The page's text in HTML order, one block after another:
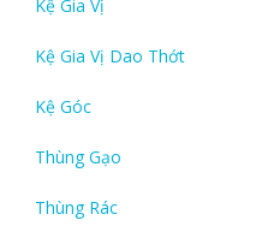
Kệ Gia Vị
Kệ Gia Vị Dao Thớt
Kệ Góc
Thùng Gạo
Thùng Rác